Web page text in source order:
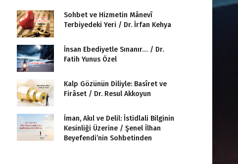
Sohbet ve Hizmetin Mânevî
Terbiyedeki Yeri / Dr. İrfan Kehya
İnsan Ebediyetle Sınanır… / Dr.
Fatih Yunus Özel
Kalp Gözünün Diliyle: Basîret ve
Firâset / Dr. Resul Akkoyun
İman, Akıl ve Delil: İstidlali Bilginin
Kesinliği Üzerine / Şenel İlhan
Beyefendi’nin Sohbetinden